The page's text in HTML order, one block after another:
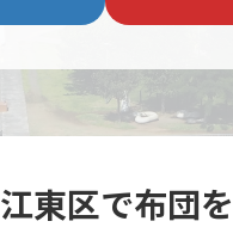
江東区で布団